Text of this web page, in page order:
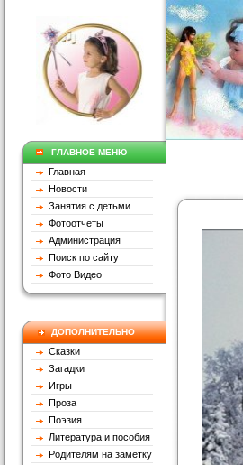
ГЛАВНОЕ МЕНЮ
Главная
Новости
Занятия с детьми
Фотоотчеты
Администрация
Поиск по сайту
Фото Видео
ДОПОЛНИТЕЛЬНО
Сказки
Загадки
Игры
Проза
Поэзия
Литература и пособия
Родителям на заметку